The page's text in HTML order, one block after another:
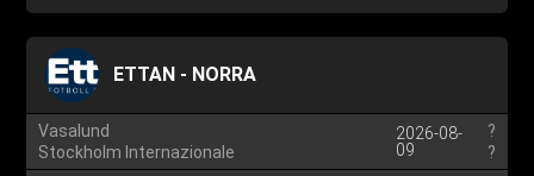
ETTAN - NORRA
Vasalund
Stockholm Internazionale
2026-08-
09
?
?